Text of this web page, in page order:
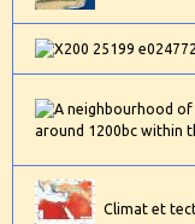
Climat et